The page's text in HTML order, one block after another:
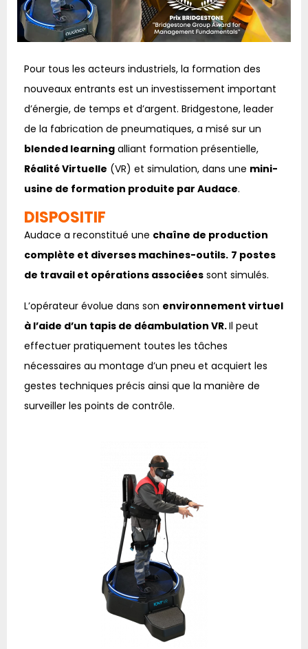
Pour tous les acteurs industriels, la formation des
nouveaux entrants est un investissement important
d’énergie, de temps et d’argent. Bridgestone, leader
de la fabrication de pneumatiques, a misé sur un
blended learning alliant formation présentielle,
Réalité Virtuelle (VR) et simulation, dans une mini-
usine de formation produite par Audace.
DISPOSITIF
Audace a reconstitué une chaîne de production
complète et diverses machines-outils. 7 postes
de travail et opérations associées sont simulés.
L’opérateur évolue dans son environnement virtuel
à l’aide d’un tapis de déambulation VR.Il peut
effectuer pratiquement toutes les tâches
nécessaires au montage d’un pneu et acquiert les
gestes techniques précis ainsi que la manière de
surveiller les points de contrôle.